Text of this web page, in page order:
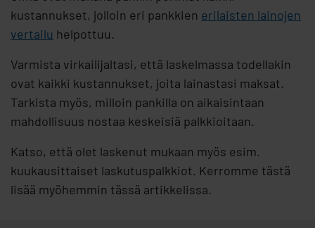
kustannukset, jolloin eri pankkien erilaisten lainojen
vertailu helpottuu.
Varmista virkailijaltasi, että laskelmassa todellakin
ovat kaikki kustannukset, joita lainastasi maksat.
Tarkista myös, milloin pankilla on aikaisintaan
mahdollisuus nostaa keskeisiä palkkioitaan.
Katso, että olet laskenut mukaan myös esim.
kuukausittaiset laskutuspalkkiot. Kerromme tästä
lisää myöhemmin tässä artikkelissa.